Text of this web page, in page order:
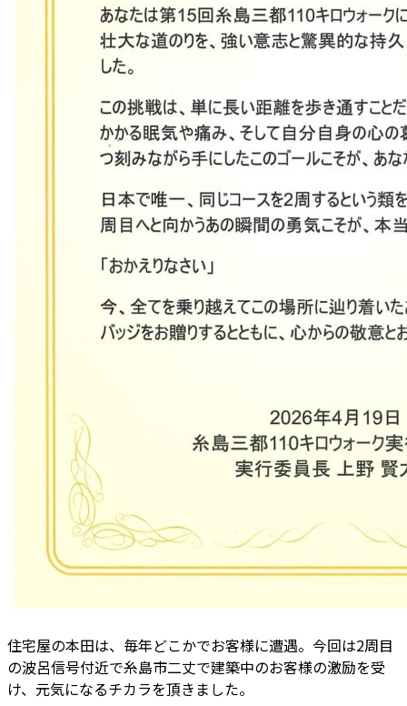
住宅屋の本田は、毎年どこかでお客様に遭遇。今回は2周目
の波呂信号付近で糸島市二丈で建築中のお客様の激励を受
け、元気になるチカラを頂きました。